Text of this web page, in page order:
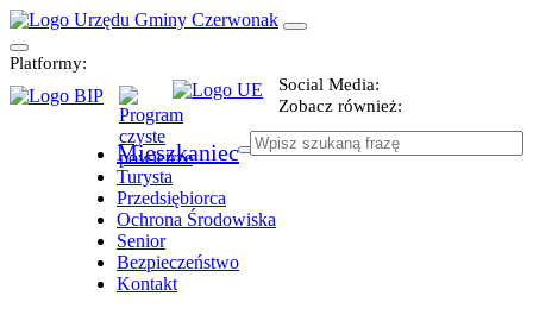
Platformy:
Social Media:
Zobacz również:
Mieszkaniec
Turysta
Przedsiębiorca
Ochrona Środowiska
Senior
Bezpieczeństwo
Kontakt